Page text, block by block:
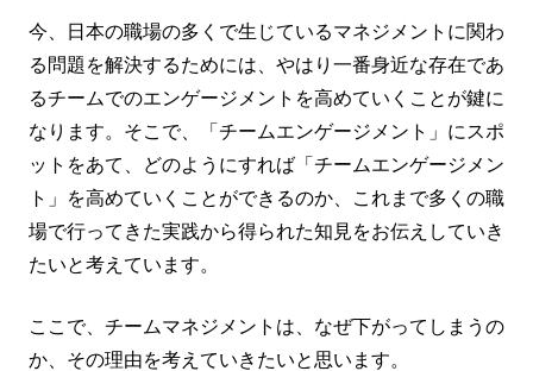
今、日本の職場の多くで生じているマネジメントに関わ
る問題を解決するためには、やはり一番身近な存在であ
るチームでのエンゲージメントを高めていくことが鍵に
なります。そこで、「チームエンゲージメント」にスポ
ットをあて、どのようにすれば「チームエンゲージメン
ト」を高めていくことができるのか、これまで多くの職
場で行ってきた実践から得られた知見をお伝えしていき
たいと考えています。
ここで、チームマネジメントは、なぜ下がってしまうの
か、その理由を考えていきたいと思います。